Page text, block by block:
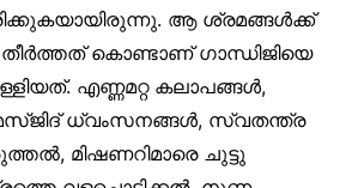
ആ ശ്രമങ്ങൾക്ക്
കൊണ്ടാണ് ഗാന്ധിജിയെ
എണ്ണമറ്റ കലാപങ്ങൾ,
ധ്വംസനങ്ങൾ, സ്വതന്ത്ര
മിഷണറിമാരെ ചുട്ടു